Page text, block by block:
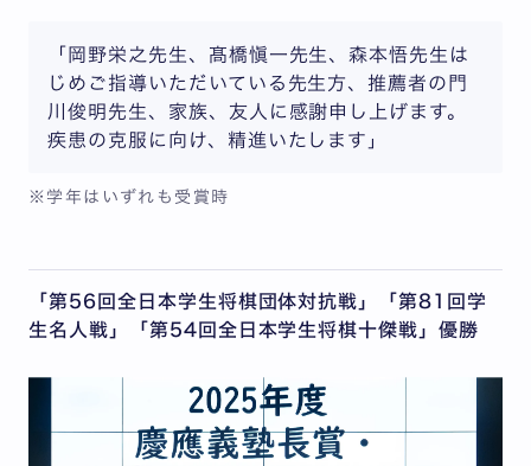
「岡野栄之先生、髙橋愼一先生、森本悟先生は
じめご指導いただいている先生方、推薦者の門
川俊明先生、家族、友人に感謝申し上げます。
疾患の克服に向け、精進いたします」
※学年はいずれも受賞時
「第56回全日本学生将棋団体対抗戦」「第81回学
生名人戦」「第54回全日本学生将棋十傑戦」優勝